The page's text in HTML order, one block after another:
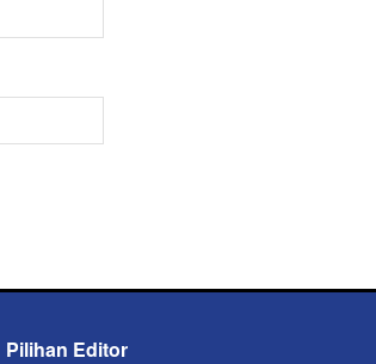
Pilihan Editor